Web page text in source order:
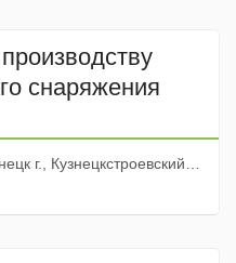
снаряжения
просп., 13, Офис 60